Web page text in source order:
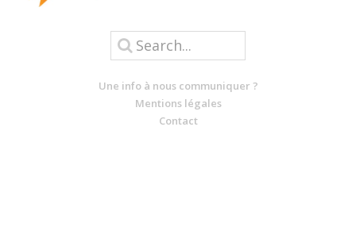
Une info à nous communiquer ?
Mentions légales
Contact